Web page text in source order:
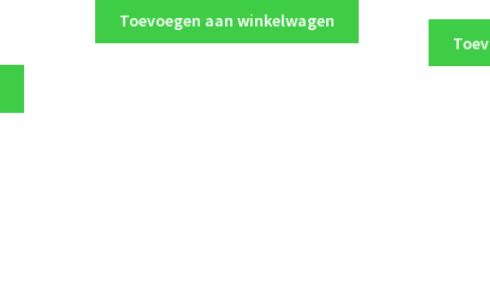
Toevoegen aan winkelwagen